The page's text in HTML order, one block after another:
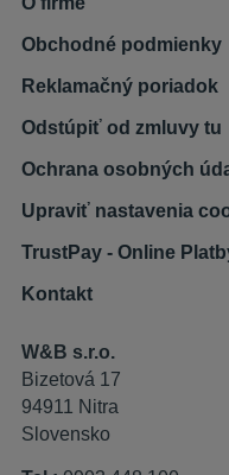
Obchodné podmienky
Reklamačný poriadok
Odstúpiť od zmluvy tu
Ochrana osobných
Upraviť nastavenia
TrustPay - Online
Kontakt
W&B s.r.o.
Bizetová 17
94911 Nitra
Slovensko